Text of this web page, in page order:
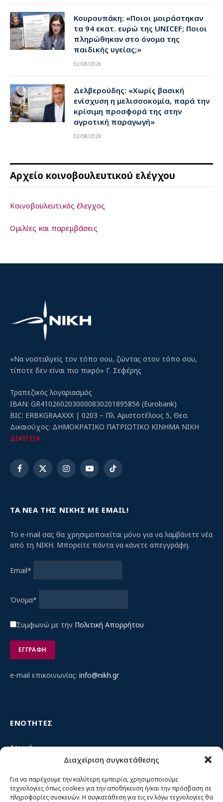
Διαχείριση συγκατάθεσης
Για να παρέχουμε την καλύτερη εμπειρία, χρησιμοποιούμε
τεχνολογίες όπως cookies για την αποθήκευση ή/και την πρόσβαση σε
πληροφορίες συσκευών. Η συγκατάθεση για τις εν λόγω τεχνολογίες θα
Κουρουπάκη: «Ποιοι μοιράστηκαν
τα 94 εκατ. ευρώ της UNICEF; Ποιοι
πληρώθηκαν στο όνομα της
παιδικής υγείας;»
02/08/2026
Δελβερούδης: «Χωρίς βασική
ενίσχυση η μελισσοκομία, παρά την
κρίσιμη προσφορά της στην
αγροτική παραγωγή»
02/08/2026
Αρχείο κοινοβουλευτικού ελέγχου
Κοινοβουλευτικός έλεγχος
Ομιλίες και παρεμβάσεις
«Να νοσταλγείς τον τόπο σου, ζώντας στον τόπο σου,
τίποτε δεν είναι πιο πικρό» Γ. Σεφέρης
Τραπεζικός λογαριασμός
IBAN: GR4102602030000830201895856 (Eurobank)
BIC: ERBKGRAAXXX | 0203 – Πλ. Αριστοτέλους 5, Θεσ.
Δικαιούχος: ΔΗΜΟΚΡΑΤΙΚΟ ΠΑΤΡΙΩΤΙΚΟ ΚΙΝΗΜΑ ΝΙΚΗ
ΔΙΑΥΓΕΙΑ
Facebook
X
InstagramYouTubeTikTok
ΤΑ ΝΕΑ ΤΗΣ ΝΙΚΗΣ ΜΕ EMAIL!
Το e-mail σας θα χρησιμοποιείται μόνο για να λαμβάνετε νέα
από τη ΝΙΚΗ. Μπορείτε πάντα να κάνετε απεγγράφη.
Email*
Όνομα*
Συμφωνώ με την Πολιτική Απορρήτου
e-mail επικοινωνίας: info@nikh.gr
ΕΝΟΤΗΤΕΣ
Αρχική
Κίνημα ΝΙΚΗ – Ποιοι είμαστε, αρχές & δράση
Θέσεις
Πρόσωπα